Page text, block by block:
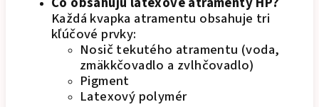
Každá kvapka atramentu obsahuje tri
kľúčové prvky:
Nosič tekutého atramentu (voda,
zmäkkčovadlo a zvlhčovadlo)
Pigment
Latexový polymér